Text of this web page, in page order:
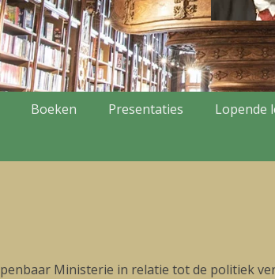
Boeken Presentaties Lopende
Ministerie in relatie tot de politiek